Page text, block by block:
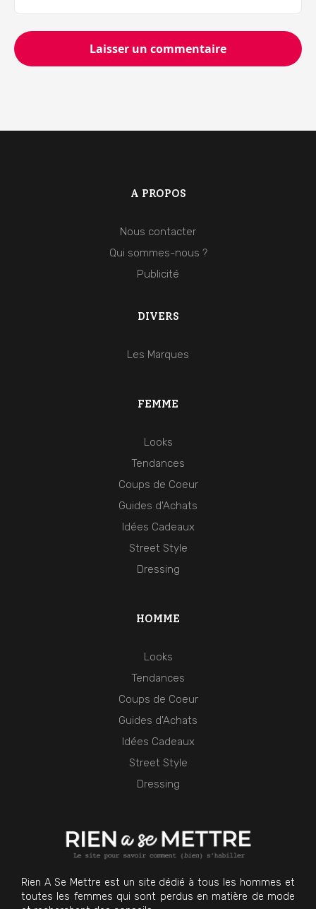
Rien A Se Mettre est un site dédié à tous les hommes et
toutes les femmes qui sont perdus en matière de mode
HOMME
Looks
Tendances
Coups de Coeur
Guides d'Achats
Idées Cadeaux
Street Style
Dressing
FEMME
Looks
Tendances
Coups de Coeur
Guides d'Achats
Idées Cadeaux
Street Style
Dressing
A PROPOS
Nous contacter
Qui sommes-nous ?
Publicité
DIVERS
Les Marques